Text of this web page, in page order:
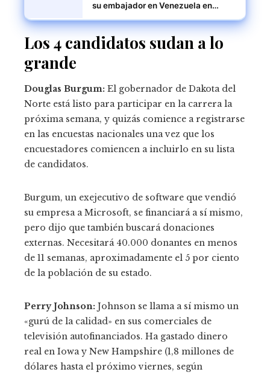
su embajador en Venezuela en
Los 4 candidatos sudan a lo
grande
Douglas Burgum: El gobernador de Dakota del
Norte está listo para participar en la carrera la
próxima semana, y quizás comience a registrarse
en las encuestas nacionales una vez que los
encuestadores comiencen a incluirlo en su lista
de candidatos.
Burgum, un exejecutivo de software que vendió
su empresa a Microsoft, se financiará a sí mismo,
pero dijo que también buscará donaciones
externas. Necesitará 40.000 donantes en menos
de 11 semanas, aproximadamente el 5 por ciento
de la población de su estado.
Perry Johnson: Johnson se llama a sí mismo un
«gurú de la calidad» en sus comerciales de
televisión autofinanciados. Ha gastado dinero
real en Iowa y New Hampshire (1,8 millones de
dólares hasta el próximo viernes, según